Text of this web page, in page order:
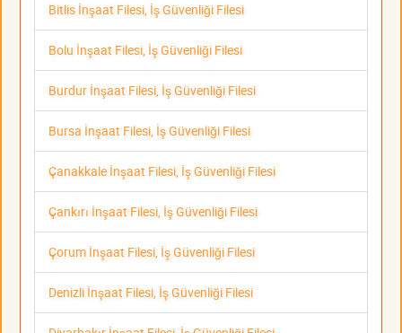
Bitlis İnşaat Filesi, İş Güvenliği Filesi
Bolu İnşaat Filesi, İş Güvenliği Filesi
Burdur İnşaat Filesi, İş Güvenliği Filesi
Bursa İnşaat Filesi, İş Güvenliği Filesi
Çanakkale İnşaat Filesi, İş Güvenliği Filesi
Çankırı İnşaat Filesi, İş Güvenliği Filesi
Çorum İnşaat Filesi, İş Güvenliği Filesi
Denizli İnşaat Filesi, İş Güvenliği Filesi